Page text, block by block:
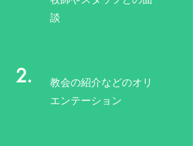
談
2.
教会の紹介などのオリ
エンテーション